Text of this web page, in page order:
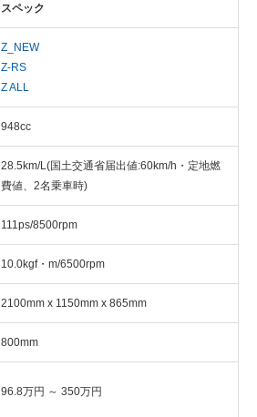
スペック
Z_NEW
Z-RS
Z ALL
948cc
28.5km/L(国土交通省届出値:60km/h・定地燃
費値、2名乗車時)
111ps/8500rpm
10.0kgf・m/6500rpm
2100mm x 1150mm x 865mm
800mm
96.8万円 ～ 350万円